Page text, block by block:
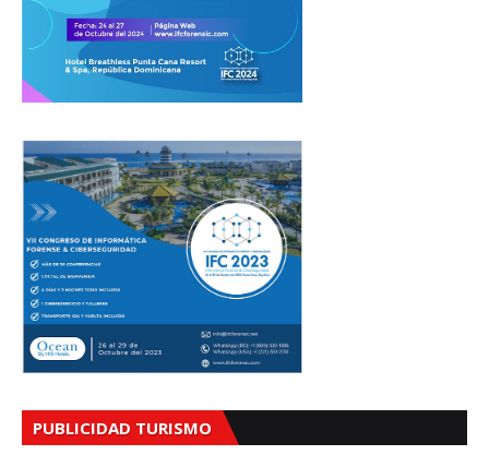
PUBLICIDAD TURISMO